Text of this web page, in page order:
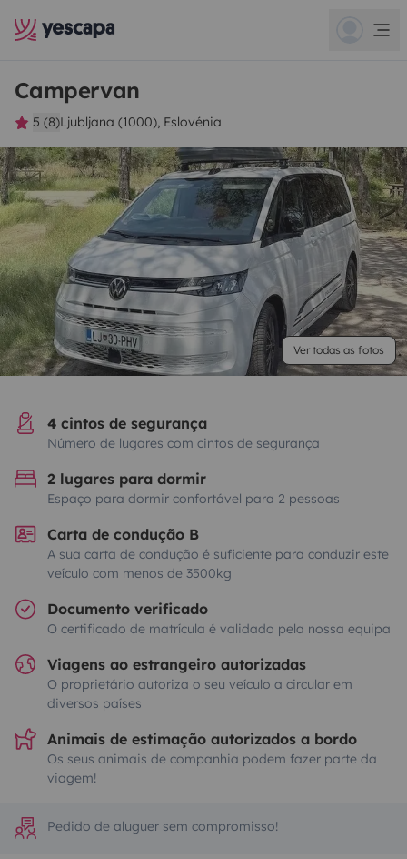
Campervan
5 (8)Ljubljana (1000), Eslovénia
Ver todas as fotos
4 cintos de segurança
Número de lugares com cintos de segurança
2 lugares para dormir
Espaço para dormir confortável para 2 pessoas
Carta de condução B
A sua carta de condução é suficiente para conduzir este
veículo com menos de 3500kg
Documento verificado
O certificado de matrícula é validado pela nossa equipa
Viagens ao estrangeiro autorizadas
O proprietário autoriza o seu veículo a circular em
diversos países
Animais de estimação autorizados a bordo
Os seus animais de companhia podem fazer parte da
viagem!
Pedido de aluguer sem compromisso!